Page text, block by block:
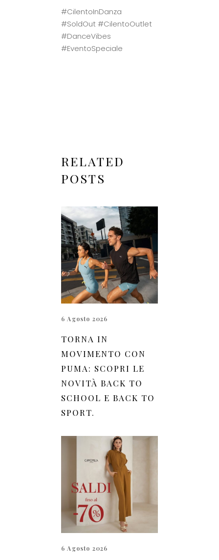
#CilentoInDanza
#SoldOut #CilentoOutlet
#DanceVibes
#EventoSpeciale
RELATED
POSTS
6 Agosto 2026
TORNA IN
MOVIMENTO CON
PUMA: SCOPRI LE
NOVITÀ BACK TO
SCHOOL E BACK TO
SPORT.
6 Agosto 2026